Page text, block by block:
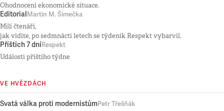
Ohodnocení ekonomické situace.
Editorial Martin M. Šimečka
Milí čtenáři,
jak vidíte, po sedmnácti letech se týdeník Respekt vybarvil.
Příštích 7 dníRespekt
Události příštího týdne
VE HVĚZDÁCH
Svatá válka proti modernistůmPetr Třešňák